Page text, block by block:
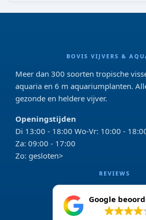
BOVIS VIJVERS &
Meer dan 300 soorten tropische
aquaria en 6 m aquariumplanten.
gezonde en heldere vijver.
Openingstijden
Di 13:00 - 18:00 Wo-Vr: 10:00 -
Za: 09:00 - 17:00
Zo: gesloten>
REVIEWS
Google